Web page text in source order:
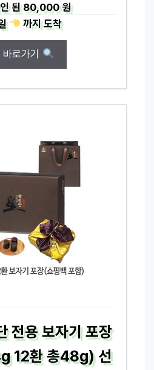
된80,000 원
까지도착
바로가기
전용 보자기 포장
12환 총48g) 선